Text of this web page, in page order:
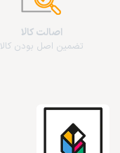
اصالت کالا
تضمین اصل بودن کالا